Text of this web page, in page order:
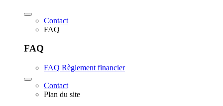
Contact
FAQ
FAQ
FAQ Règlement financier
Contact
Plan du site